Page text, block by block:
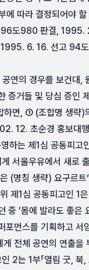
에 따라 결정되어야
96도980 판결, 1995.
6. 16. 선고 94
연의 경우를 보건대,
증거들 및 당심 증인
하면, ① (조합명 생략)
12. 초순경 홍보대
하는 제1심 공동피고
서울우유에서 새로
(명칭 생략) 요구르트
제1심 공동피고인 1
중 ’몸에 발라도 좋은
포먼스를 기획하고 서
게 전체 공연의 연출
2는 1부「열림 굿, 북,